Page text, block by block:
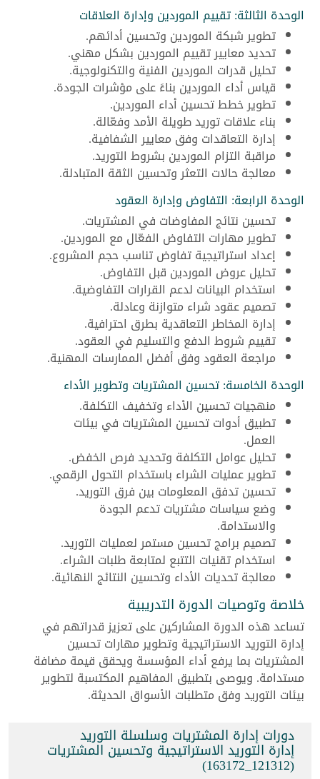
الوحدة الثالثة: تقييم الموردين وإدارة العلاقات
تطوير شبكة الموردين وتحسين أدائهم.
تحديد معايير تقييم الموردين بشكل مهني.
تحليل قدرات الموردين الفنية والتكنولوجية.
قياس أداء الموردين بناءً على مؤشرات الجودة.
تطوير خطط تحسين أداء الموردين.
بناء علاقات توريد طويلة الأمد وفعّالة.
إدارة التعاقدات وفق معايير الشفافية.
مراقبة التزام الموردين بشروط التوريد.
معالجة حالات التعثر وتحسين الثقة المتبادلة.
الوحدة الرابعة: التفاوض وإدارة العقود
تحسين نتائج المفاوضات في المشتريات.
تطوير مهارات التفاوض الفعّال مع الموردين.
إعداد استراتيجية تفاوض تناسب حجم المشروع.
تحليل عروض الموردين قبل التفاوض.
استخدام البيانات لدعم القرارات التفاوضية.
تصميم عقود شراء متوازنة وعادلة.
إدارة المخاطر التعاقدية بطرق احترافية.
تقييم شروط الدفع والتسليم في العقود.
مراجعة العقود وفق أفضل الممارسات المهنية.
الوحدة الخامسة: تحسين المشتريات وتطوير الأداء
منهجيات تحسين الأداء وتخفيف التكلفة.
تطبيق أدوات تحسين المشتريات في بيئات
العمل.
تحليل عوامل التكلفة وتحديد فرص الخفض.
تطوير عمليات الشراء باستخدام التحول الرقمي.
تحسين تدفق المعلومات بين فرق التوريد.
وضع سياسات مشتريات تدعم الجودة
والاستدامة.
تصميم برامج تحسين مستمر لعمليات التوريد.
استخدام تقنيات التتبع لمتابعة طلبات الشراء.
معالجة تحديات الأداء وتحسين النتائج النهائية.
خلاصة وتوصيات الدورة التدريبية
تساعد هذه الدورة المشاركين على تعزيز قدراتهم في
إدارة التوريد الاستراتيجية وتطوير مهارات تحسين
المشتريات بما يرفع أداء المؤسسة ويحقق قيمة مضافة
مستدامة. ويوصى بتطبيق المفاهيم المكتسبة لتطوير
بيئات التوريد وفق متطلبات الأسواق الحديثة.
دورات إدارة المشتريات وسلسلة التوريد
إدارة التوريد الاستراتيجية وتحسين المشتريات
(121312_163172)